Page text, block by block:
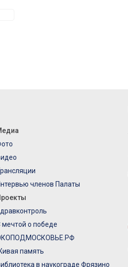
членов Палаты
мечтой о победе
память
в наукограде Фрязино